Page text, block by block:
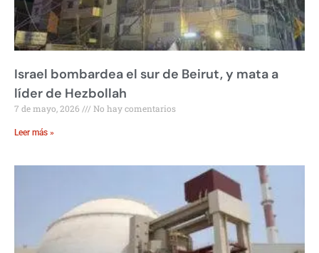
Israel bombardea el sur de Beirut, y mata a
líder de Hezbollah
7 de mayo, 2026 No hay comentarios
Leer más »